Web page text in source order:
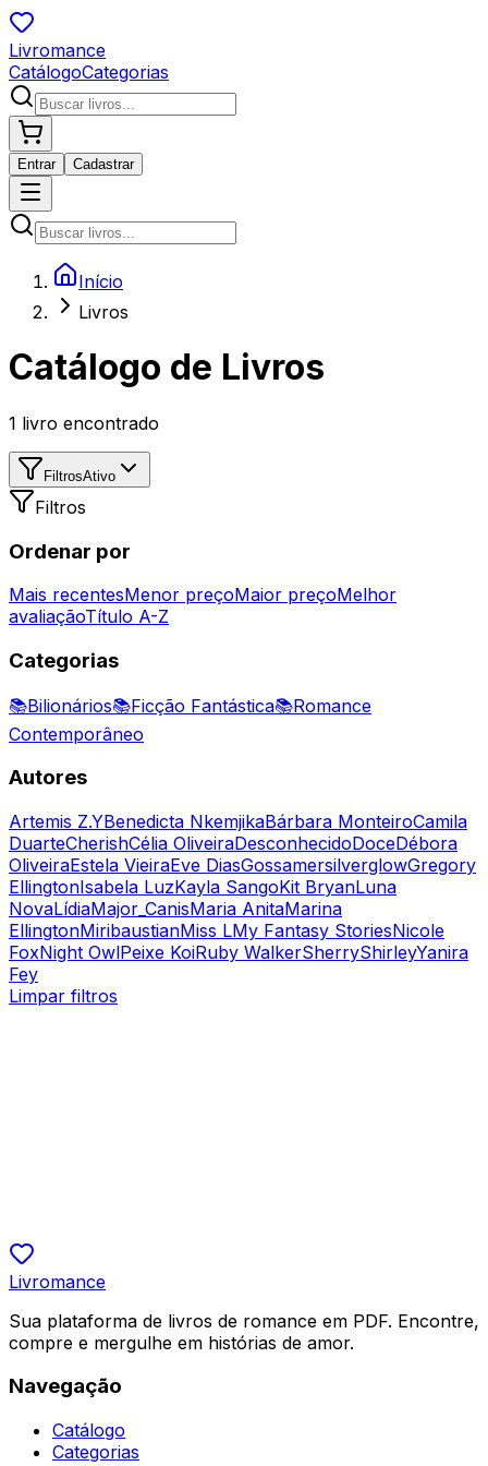
Livromance
CatálogoCategorias
Entrar Cadastrar
Início
Livros
Catálogo de Livros
1 livro encontrado
FiltrosAtivo
Filtros
Ordenar por
Mais recentesMenor preçoMaior preçoMelhor
avaliaçãoTítulo A-Z
Categorias
📚Bilionários📚Ficção Fantástica📚Romance
Contemporâneo
Autores
Artemis Z.YBenedicta NkemjikaBárbara MonteiroCamila
DuarteCherishCélia OliveiraDesconhecidoDoceDébora
OliveiraEstela VieiraEve DiasGossamersilverglowGregory
EllingtonIsabela LuzKayla SangoKit BryanLuna
NovaLídiaMajor_CanisMaria AnitaMarina
EllingtonMiribaustianMiss LMy Fantasy StoriesNicole
FoxNight OwlPeixe KoiRuby WalkerSherryShirleyYanira
Fey
Limpar filtros
Livromance
Sua plataforma de livros de romance em PDF. Encontre,
compre e mergulhe em histórias de amor.
Navegação
Catálogo
Categorias